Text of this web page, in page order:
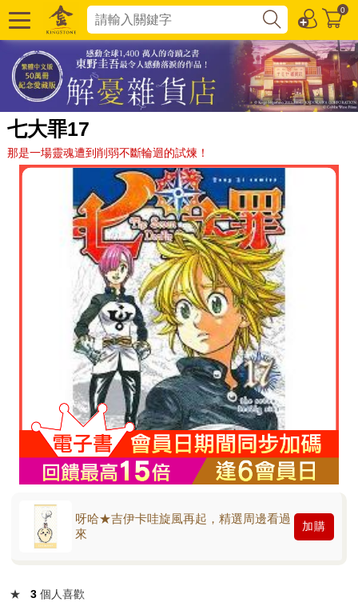
0
七大罪17
那是一場靈魂遭到削弱不斷輪迴的試煉！
呀哈★吉伊卡哇旋風再起，精選周邊看過
來
加購
★ 3 個人喜歡